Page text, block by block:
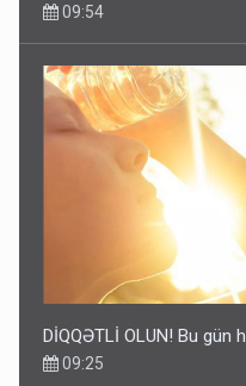
09:54
DİQQƏTLİ OLUN! Bu gün
09:25